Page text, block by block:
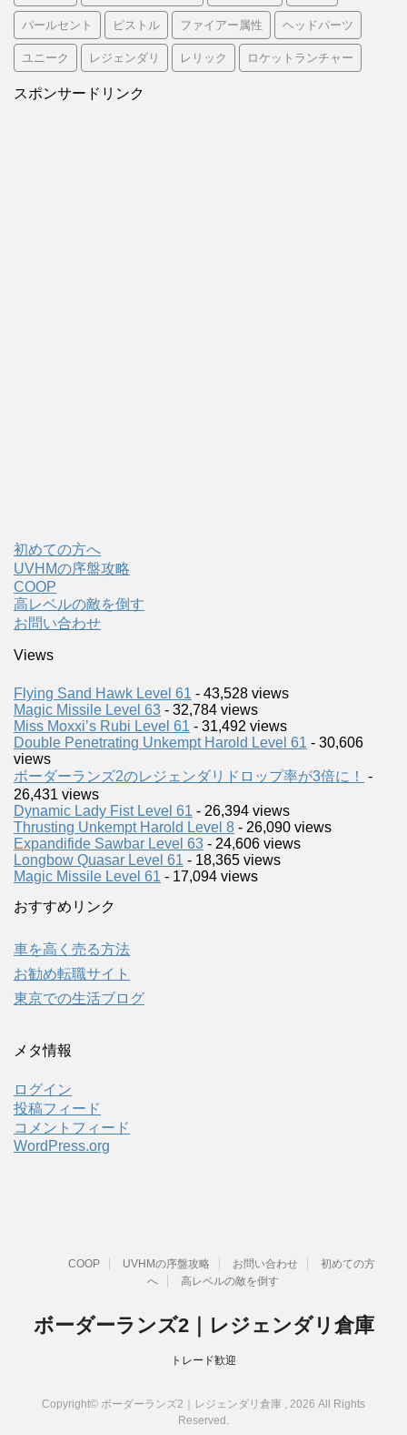
パールセント ピストル ファイアー属性 ヘッドパーツ
ユニーク レジェンダリ レリック ロケットランチャー
スポンサードリンク
初めての方へ
UVHMの序盤攻略
COOP
高レベルの敵を倒す
お問い合わせ
Views
Flying Sand Hawk Level 61 - 43,528 views
Magic Missile Level 63 - 32,784 views
Miss Moxxi’s Rubi Level 61 - 31,492 views
Double Penetrating Unkempt Harold Level 61 - 30,606
views
ボーダーランズ2のレジェンダリドロップ率が3倍に！
-
26,431 views
Dynamic Lady Fist Level 61 - 26,394 views
Thrusting Unkempt Harold Level 8 - 26,090 views
Expandifide Sawbar Level 63 - 24,606 views
Longbow Quasar Level 61 - 18,365 views
Magic Missile Level 61 - 17,094 views
おすすめリンク
車を高く売る方法
お勧め転職サイト
東京での生活ブログ
メタ情報
ログイン
投稿フィード
コメントフィード
WordPress.org
COOP UVHMの序盤攻略 お問い合わせ
初めての方
へ
高レベルの敵を倒す
ボーダーランズ2｜レジェンダリ倉庫
トレード歓迎
Copyright© ボーダーランズ2｜レジェンダリ倉庫 , 2026 All Rights
Reserved.